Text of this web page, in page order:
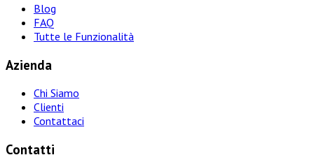
Blog
FAQ
Tutte le Funzionalità
Azienda
Chi Siamo
Clienti
Contattaci
Contatti